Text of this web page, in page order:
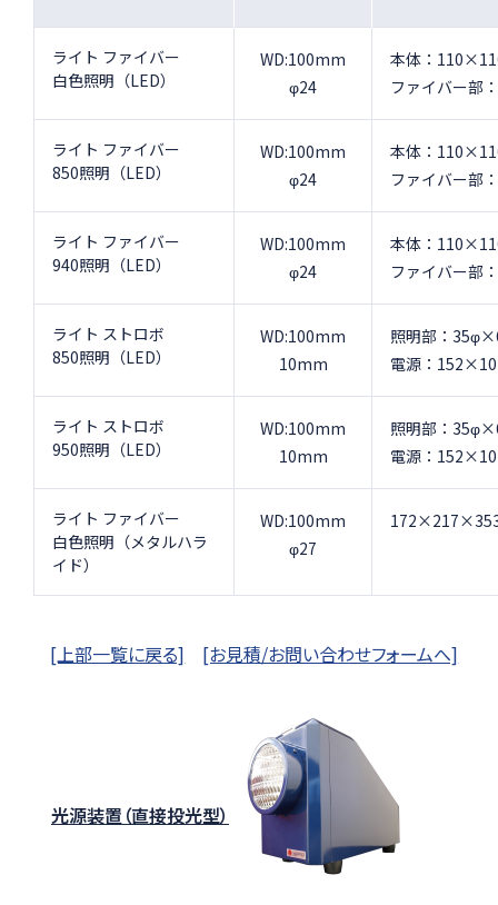
ライト ファイバー
白色照明（LED）
WD:100mm
φ24
本体：
ファイバー
ライト ファイバー
850照明（LED）
WD:100mm
φ24
本体：
ファイバー
ライト ファイバー
940照明（LED）
WD:100mm
φ24
本体：
ファイバー
ライト ストロボ
850照明（LED）
WD:100mm
10mm
照明部：
電源：
ライト ストロボ
950照明（LED）
WD:100mm
10mm
照明部：
電源：
ライト ファイバー
白色照明（メタルハラ
イド）
WD:100mm
φ27
[上部一覧に戻る] [お見積/お問い合わせフォームへ]
光源装置（直接投光型）